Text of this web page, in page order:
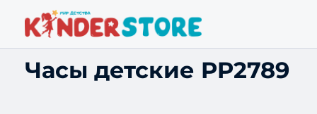
Часы детские PP2789